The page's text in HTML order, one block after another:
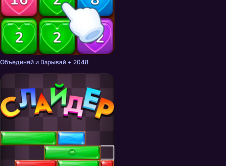
Объединяй и Взрывай + 2048